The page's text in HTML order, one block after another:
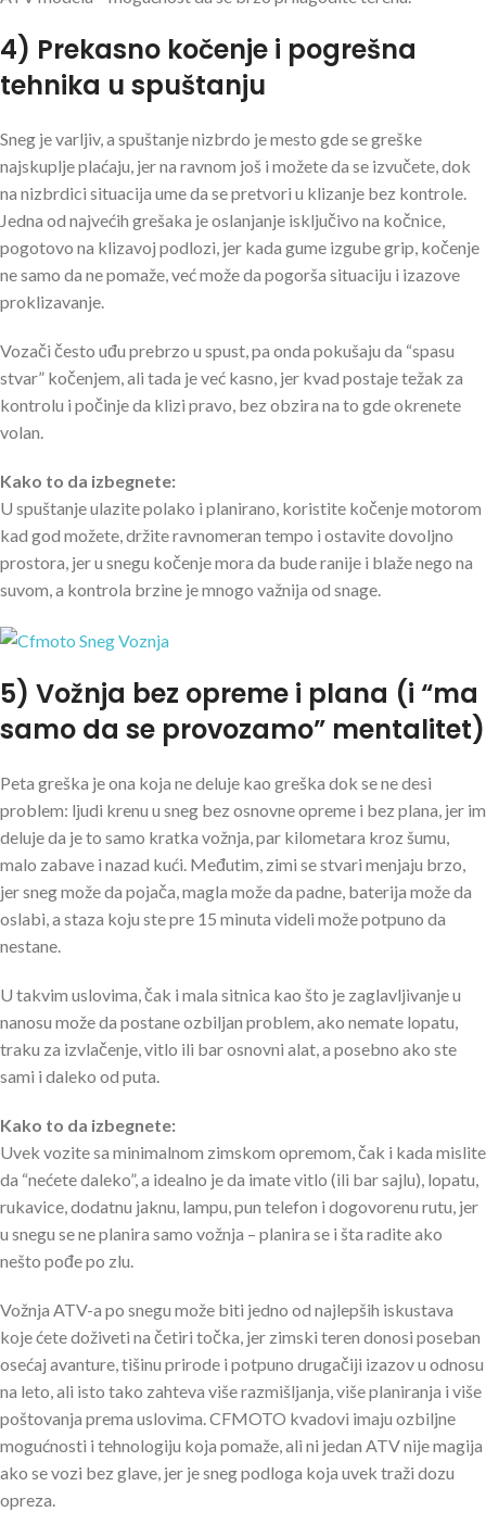
4) Prekasno kočenje i pogrešna
tehnika u spuštanju
Sneg je varljiv, a spuštanje nizbrdo je mesto gde se greške
najskuplje plaćaju, jer na ravnom još i možete da se izvučete, dok
na nizbrdici situacija ume da se pretvori u klizanje bez kontrole.
Jedna od najvećih grešaka je oslanjanje isključivo na kočnice,
pogotovo na klizavoj podlozi, jer kada gume izgube grip, kočenje
ne samo da ne pomaže, već može da pogorša situaciju i izazove
proklizavanje.
Vozači često uđu prebrzo u spust, pa onda pokušaju da “spasu
stvar” kočenjem, ali tada je već kasno, jer kvad postaje težak za
kontrolu i počinje da klizi pravo, bez obzira na to gde okrenete
volan.
Kako to da izbegnete:
U spuštanje ulazite polako i planirano, koristite kočenje motorom
kad god možete, držite ravnomeran tempo i ostavite dovoljno
prostora, jer u snegu kočenje mora da bude ranije i blaže nego na
suvom, a kontrola brzine je mnogo važnija od snage.
5) Vožnja bez opreme i plana (i “ma
samo da se provozamo” mentalitet)
Peta greška je ona koja ne deluje kao greška dok se ne desi
problem: ljudi krenu u sneg bez osnovne opreme i bez plana, jer im
deluje da je to samo kratka vožnja, par kilometara kroz šumu,
malo zabave i nazad kući. Međutim, zimi se stvari menjaju brzo,
jer sneg može da pojača, magla može da padne, baterija može da
oslabi, a staza koju ste pre 15 minuta videli može potpuno da
nestane.
U takvim uslovima, čak i mala sitnica kao što je zaglavljivanje u
nanosu može da postane ozbiljan problem, ako nemate lopatu,
traku za izvlačenje, vitlo ili bar osnovni alat, a posebno ako ste
sami i daleko od puta.
Kako to da izbegnete:
Uvek vozite sa minimalnom zimskom opremom, čak i kada mislite
da “nećete daleko”, a idealno je da imate vitlo (ili bar sajlu), lopatu,
rukavice, dodatnu jaknu, lampu, pun telefon i dogovorenu rutu, jer
u snegu se ne planira samo vožnja – planira se i šta radite ako
nešto pođe po zlu.
Vožnja ATV-a po snegu može biti jedno od najlepših iskustava
koje ćete doživeti na četiri točka, jer zimski teren donosi poseban
osećaj avanture, tišinu prirode i potpuno drugačiji izazov u odnosu
na leto, ali isto tako zahteva više razmišljanja, više planiranja i više
poštovanja prema uslovima. CFMOTO kvadovi imaju ozbiljne
mogućnosti i tehnologiju koja pomaže, ali ni jedan ATV nije magija
ako se vozi bez glave, jer je sneg podloga koja uvek traži dozu
opreza.